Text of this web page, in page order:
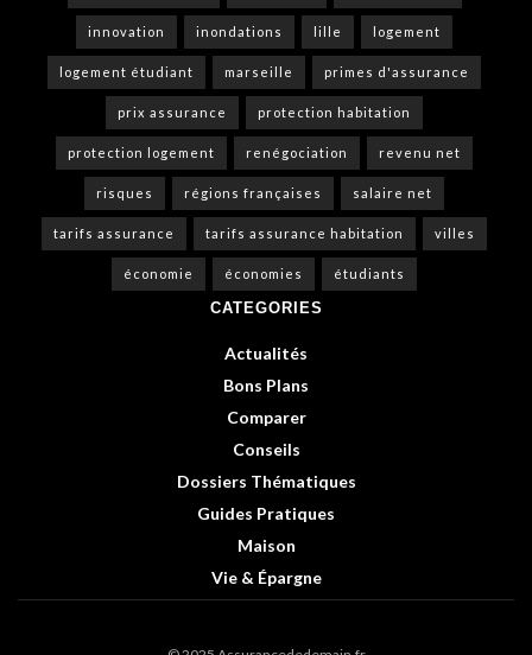
innovation inondations lille logement
logement étudiant marseille primes d'assurance
prix assurance protection habitation
protection logement renégociation revenu net
risques régions françaises salaire net
tarifs assurance tarifs assurance habitation villes
économie économies étudiants
CATEGORIES
Actualités
Bons Plans
Comparer
Conseils
Dossiers Thématiques
Guides Pratiques
Maison
Vie & Épargne